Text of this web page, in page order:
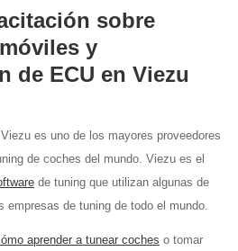
sobre
y
de ECU en Viezu
es uno de los mayores proveedores
de coches del mundo. Viezu es el
de tuning que utilizan algunas de
empresas de tuning de todo el mundo.
aprender a tunear coches o tomar